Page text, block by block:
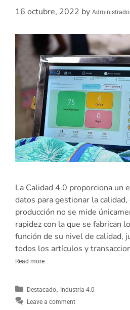
16 octubre, 2022 by
La Calidad 4.0 proporciona un
datos para gestionar la
producción no se mide
rapidez con la que se fabrican
función de su nivel de calidad,
todos los artículos y
Read more
Destacado, Industria 4.0
Leave a comment